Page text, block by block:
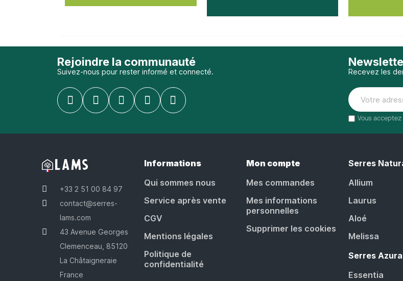
Rejoindre la communauté
Suivez-nous pour rester informé et connecté. Recevez les
Vous
+33 2 51 00 84 97
contact@serres-
lams.com
43 Avenue Georges
Clemenceau, 85120
La Châtaigneraie
France
Informations
Qui sommes nous
Service après vente
CGV
Mentions légales
Politique de
confidentialité
Mon compte
Mes commandes
Mes informations
personnelles
Supprimer les cookies
Serres
Allium
Laurus
Aloé
Melissa
Serres Azura
Essentia